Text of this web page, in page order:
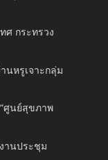
ศ กระทรวง
นหรูเจาะกลุ่ม
ศูนย์สุขภาพ
านประชุม